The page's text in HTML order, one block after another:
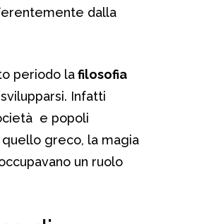
dalla
periodo lafilosofia
Infatti
e popoli
greco, la magia
un ruolo